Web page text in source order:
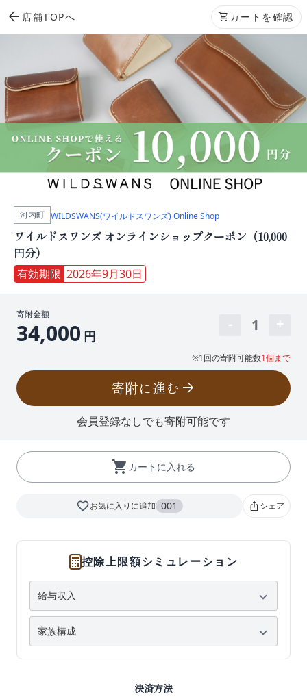
arrow_back 店舗TOPへ shopping_cart カートを確認
河内町 WILDSWANS(ワイルドスワンズ) Online Shop
ワイルドスワンズ オンラインショップクーポン（10,000
円分）
有効期限 2026年9月30日
寄附金額
34,000 円
1
※1回の寄附可能数1個まで
寄附に進む arrow_forward
会員登録なしでも寄附可能です
shopping_cart カートに入れる
favorite_borderお気に入りに追加 001 ios_shareシェア
控除上限額シミュレーション
決済方法